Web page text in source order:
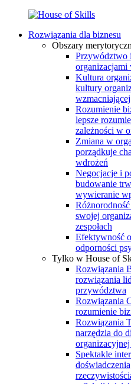
Rozwiązania dla biznesu
Obszary
Przywództwo
organizacjami
Kultura
kultury
Rozumienie
lepsze
zależności w
Zmiana w
porządkuje
wdrożeń
Negocjacje i
budowanie
wywieranie
Różnorodność
swojej
zespołach
Efektywność
odporności
Tylko w House of
Rozwiązania
rozwiązania
przywództwa
Rozwiązania
rozumienie
Rozwiązania
narzędzia do
Spektakle